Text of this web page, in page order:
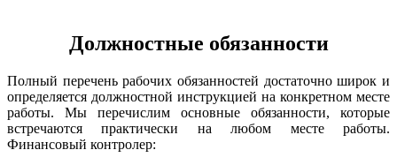
Должностные обязанности
Полный перечень рабочих обязанностей достаточно широк и
определяется должностной инструкцией на конкретном месте
работы. Мы перечислим основные обязанности, которые
встречаются практически на любом месте работы.
Финансовый контролер: